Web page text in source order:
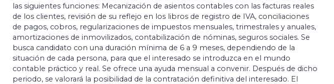
las siguientes funciones: Mecanización de asientos contables con las facturas reales
de los clientes, revisión de su reflejo en los libros de registro de IVA, conciliaciones
de pagos, cobros, regularizaciones de impuestos mensuales, trimestrales y anuales,
amortizaciones de inmovilizados, contabilización de nóminas, seguros sociales. Se
busca candidato con una duración mínima de 6 a 9 meses, dependiendo de la
situación de cada persona, para que el interesado se introduzca en el mundo
contable práctico y real. Se ofrece una ayuda mensual a convenir. Después de dicho
periodo, se valorará la posibilidad de la contratación definitiva del interesado. El